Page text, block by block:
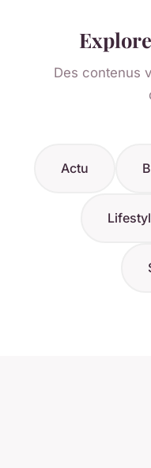
Des contenus
Actu